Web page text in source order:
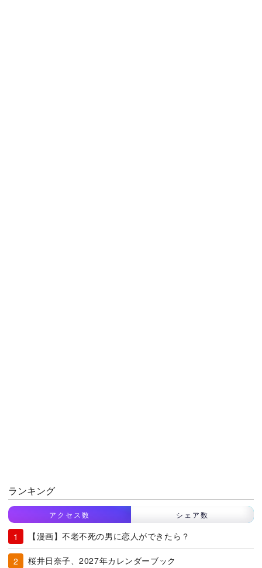
ランキング
アクセス数 シェア数
【漫画】不老不死の男に恋人ができたら？
桜井日奈子、2027年カレンダーブック